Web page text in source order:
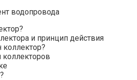
и принцип действия